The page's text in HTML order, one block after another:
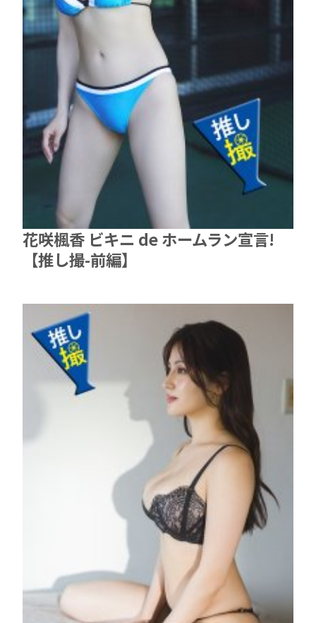
花咲楓香 ビキニ de ホームラン宣言!
【推し撮-前編】